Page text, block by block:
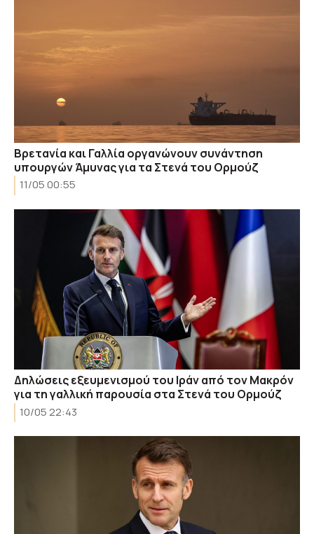
Βρετανία και Γαλλία οργανώνουν συνάντηση
υπουργών Άμυνας για τα Στενά του Ορμούζ
11/05 00:55
Δηλώσεις εξευμενισμού του Ιράν από τον Μακρόν
για τη γαλλική παρουσία στα Στενά του Ορμούζ
10/05 22:43